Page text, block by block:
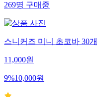
269명구매중
스니커즈 미니 초코바 30
11,000원
9%10,000원